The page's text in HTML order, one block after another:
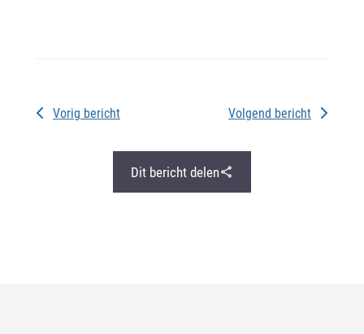
Vorig bericht Volgend bericht
Dit bericht delen